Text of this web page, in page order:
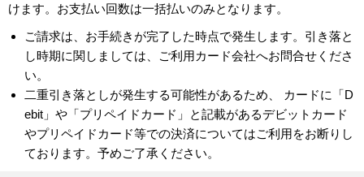
けます。お支払い回数は一括払いのみとなります。
ご請求は、お手続きが完了した時点で発生します。引き落と
し時期に関しましては、ご利用カード会社へお問合せくださ
い。
二重引き落としが発生する可能性があるため、 カードに「D
ebit」や「プリペイドカード」と記載があるデビットカード
やプリペイドカード等での決済についてはご利用をお断りし
ております。予めご了承ください。